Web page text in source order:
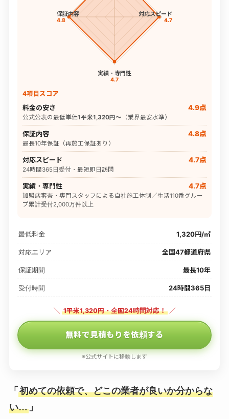
対応スピード
4.7
実績・専門性
4.7
保証内容
4.8
4項目スコア
料金の安さ 4.9点
公式公表の最低単価1平米1,320円〜 （業界最安水準）
保証内容 4.8点
最長10年保証（再施工保証あり）
対応スピード 4.7点
24時間365日受付・最短即日訪問
実績・専門性 4.7点
加盟店審査・専門スタッフによる自社施工体制／生活110番グルー
プ累計受付2,000万件以上
最低料金 1,320円/㎡
対応エリア 全国47都道府県
保証期間 最長10年
受付時間 24時間365日
＼ 1平米1,320円・全国24時間対応！ ／
無料で見積もりを依頼する
※公式サイトに移動します
「 初めての依頼で、どこの業者が良いか分からな
い…」